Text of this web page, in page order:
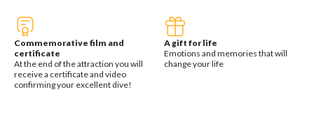
Commemorative film and
certificate
At the end of the attraction you will
receive a certificate and video
confirming your excellent dive!
A gift for life
Emotions and memories that will
change your life